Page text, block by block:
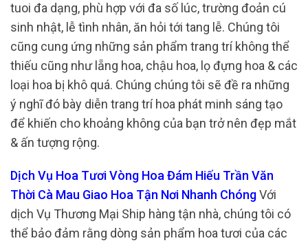
tuoi đa dạng, phù hợp với đa số lúc, trường đoản cú
sinh nhật, lễ tình nhân, ăn hỏi tới tang lễ. Chúng tôi
cũng cung ứng những sản phẩm trang trí không thể
thiếu cũng như lẵng hoa, chậu hoa, lọ đựng hoa & các
loại hoa bị khô quá. Chúng chúng tôi sẽ đề ra những
ý nghĩ đó bày diễn trang trí hoa phát minh sáng tạo
để khiến cho khoảng không của bạn trở nên đẹp mắt
& ấn tượng rộng.
Dịch Vụ Hoa Tươi Vòng Hoa Đám Hiếu Trần Văn
Thời Cà Mau Giao Hoa Tận Nơi Nhanh ChóngVới
dịch Vụ Thương Mại Ship hàng tận nhà, chúng tôi có
thể bảo đảm rằng dòng sản phẩm hoa tươi của các